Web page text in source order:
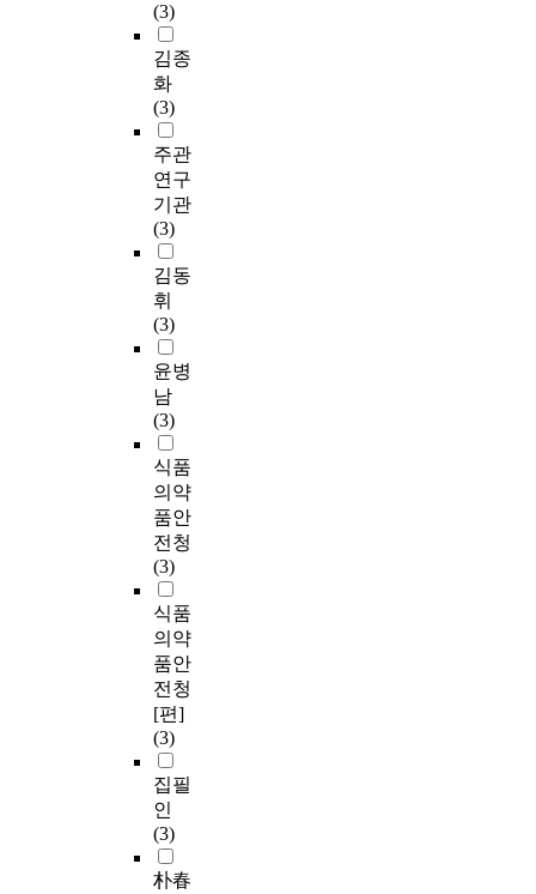
(3)
김종
화
(3)
주관
연구
기관
(3)
김동
휘
(3)
윤병
남
(3)
식품
의약
품안
전청
(3)
식품
의약
품안
전청
[편]
(3)
집필
인
(3)
朴春